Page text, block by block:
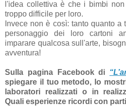
l'idea collettiva è che i bimbi
troppo difficile per loro.
Invece non è così: tanto quanto
personaggio dei loro cartoni
imparare qualcosa sull'arte,
avventura!
Sulla pagina Facebook di
spiegare il tuo metodo, lo
laboratori realizzati o in
Quali esperienze ricordi con